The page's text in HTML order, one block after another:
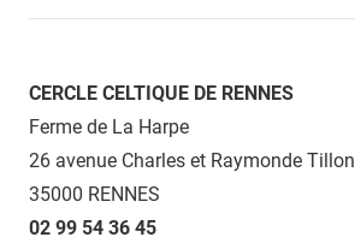
CERCLE CELTIQUE DE RENNES
Ferme de La Harpe
26 avenue Charles et Raymonde Tillon
35000 RENNES
02 99 54 36 45